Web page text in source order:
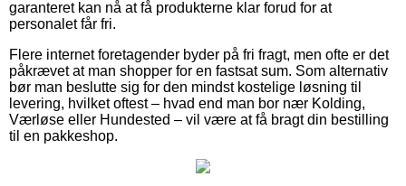
garanteret kan nå at få produkterne klar forud for at
personalet får fri.
Flere internet foretagender byder på fri fragt, men ofte er det
påkrævet at man shopper for en fastsat sum. Som alternativ
bør man beslutte sig for den mindst kostelige løsning til
levering, hvilket oftest – hvad end man bor nær Kolding,
Værløse eller Hundested – vil være at få bragt din bestilling
til en pakkeshop.